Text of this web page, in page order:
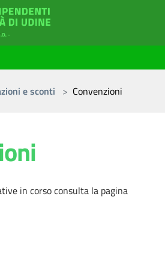
e sconti Convenzioni
in corso consulta la pagina